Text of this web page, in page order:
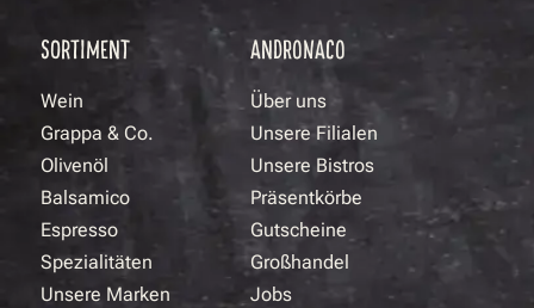
SORTIMENT
Wein
Grappa & Co.
Olivenöl
Balsamico
Espresso
Spezialitäten
Unsere Marken
ANDRONACO
Über uns
Unsere Filialen
Unsere Bistros
Präsentkörbe
Gutscheine
Großhandel
Jobs